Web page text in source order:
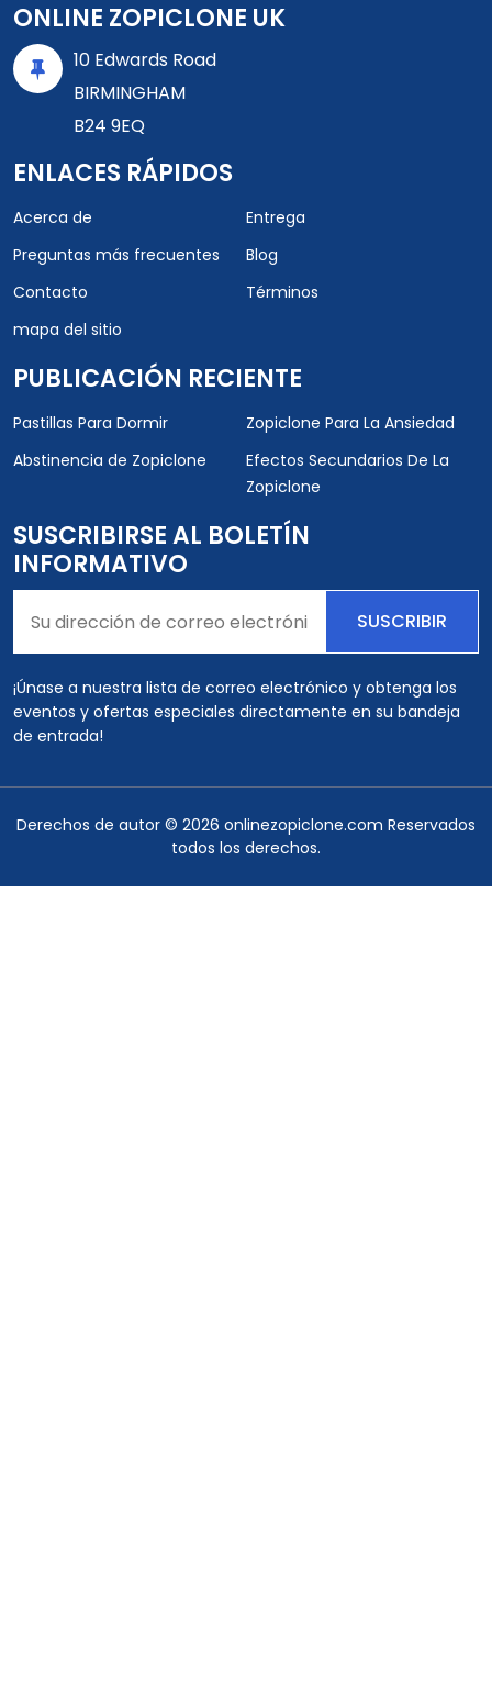
ONLINE ZOPICLONE UK
10 Edwards Road
BIRMINGHAM
B24 9EQ
ENLACES RÁPIDOS
Acerca de
Entrega
Preguntas más frecuentes
Blog
Contacto
Términos
mapa del sitio
PUBLICACIÓN RECIENTE
Pastillas Para Dormir
Zopiclone Para La Ansiedad
Abstinencia de Zopiclone
Efectos Secundarios De La
Zopiclone
SUSCRIBIRSE AL BOLETÍN
INFORMATIVO
SUSCRIBIR
¡Únase a nuestra lista de correo electrónico y obtenga los
eventos y ofertas especiales directamente en su bandeja
de entrada!
Derechos de autor © 2026 onlinezopiclone.com Reservados
todos los derechos.